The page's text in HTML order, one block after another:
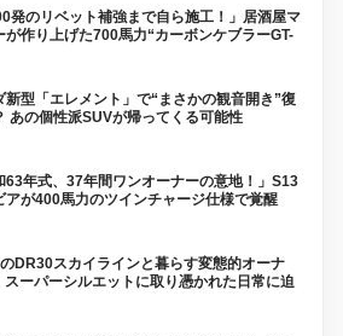
発のリベット補強まで自ら施工！」居酒屋マ
が作り上げた700馬力“カーボンケブラーGT-
新型「エレメント」で“まさかの観音開き”復
あの個性派SUVが帰ってくる可能性
63年式、37年間ワンオーナーの意地！」S13
アが400馬力のツインチャージ仕様で覚醒
のDR30スカイラインと暮らす変態的オーナ
スーパーシルエットに取り憑かれた日常に迫